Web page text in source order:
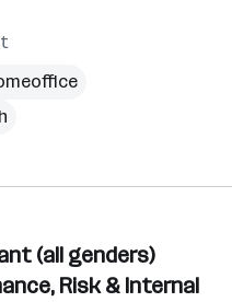
(all genders)
Risk & Internal